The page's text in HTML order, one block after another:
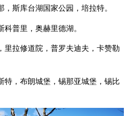
，斯库台湖国家公园，培拉特。
科普里，奥赫里德湖。
里拉修道院，普罗夫迪夫，卡赞勒
特，布朗城堡，锡那亚城堡，锡比